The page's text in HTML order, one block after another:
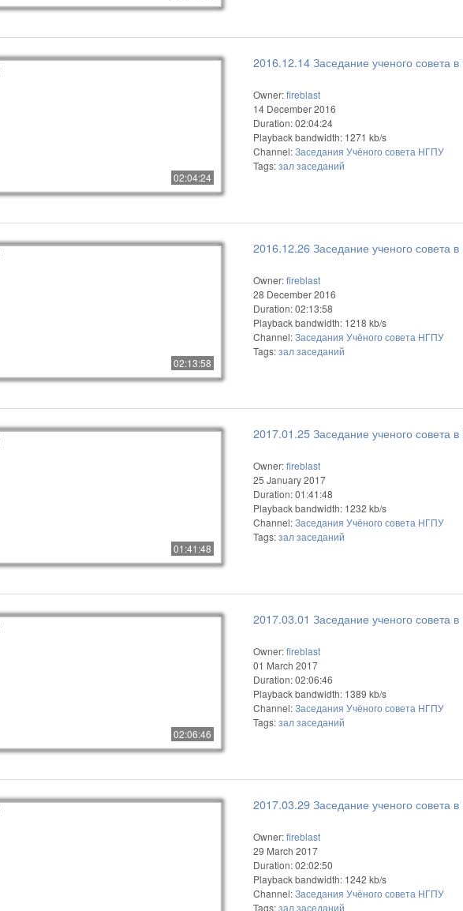
02:04:24
2016.12.14 Заседание ученого совета
Owner:fireblast
14 December 2016
Duration: 02:04:24
Playback bandwidth: 1271 kb/s
Channel:Заседания Учёного совета НГПУ
Tags:залзаседаний
02:13:58
2016.12.26 Заседание ученого совета
Owner:fireblast
28 December 2016
Duration: 02:13:58
Playback bandwidth: 1218 kb/s
Channel:Заседания Учёного совета НГПУ
Tags:залзаседаний
01:41:48
2017.01.25 Заседание ученого совета
Owner:fireblast
25 January 2017
Duration: 01:41:48
Playback bandwidth: 1232 kb/s
Channel:Заседания Учёного совета НГПУ
Tags:залзаседаний
02:06:46
2017.03.01 Заседание ученого совета
Owner:fireblast
01 March 2017
Duration: 02:06:46
Playback bandwidth: 1389 kb/s
Channel:Заседания Учёного совета НГПУ
Tags:залзаседаний
2017.03.29 Заседание ученого совета
Owner:fireblast
29 March 2017
Duration: 02:02:50
Playback bandwidth: 1242 kb/s
Channel:Заседания Учёного совета НГПУ
Tags:залзаседаний